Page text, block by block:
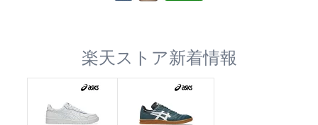
楽天ストア新着情報